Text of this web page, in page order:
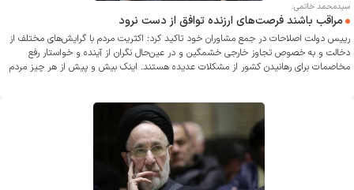
سیدمحمد خاتمی:
مراقب باشند فرصت‌های ارزنده توافق از دست نرود
رییس دولت اصلاحات در جمع مشاوران خود تاکید کرد: اکثریت مردم با گرایش‌های مختلف از
دخالت و به خصوص تجاوز خارجی خشمگین و در عین‌حال نگران از آینده و خواستار رفع
مخاصمات برای رهانیدن کشور از مشکلات عدیده هستند. اینک بیش و پیش از هر چیز مردم